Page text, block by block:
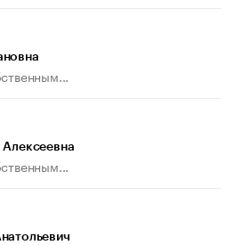
Алексеевна